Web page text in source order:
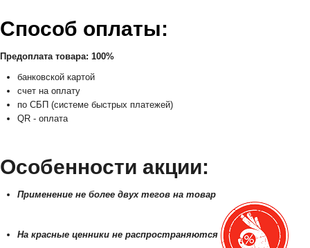
Способ оплаты:
Предоплата товара: 100%
банковской картой
счет на оплату
по СБП (системе быстрых платежей)
QR - оплата
Особенности акции:
Применение не более двух тегов на товар
На красные ценники не распространяются